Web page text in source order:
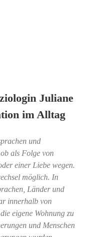
Juliane
im Alltag
und
als Folge von
einer Liebe wegen.
möglich. In
Länder und
innerhalb von
eigene Wohnung zu
und Menschen